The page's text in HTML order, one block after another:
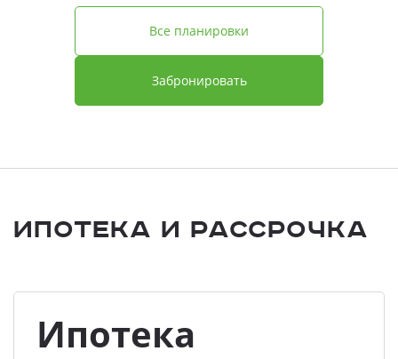
Забронировать
Все планировки
Ипотека и Рассрочка
Ипотека